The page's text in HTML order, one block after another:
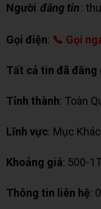
Người đăng tin:
Gọi điện: 📞 Gọi
Tất cả tin đã đăng
Tỉnh thành: Toàn
Lĩnh vực: Mục
Khoảng giá: 500-
Thông tin liên hệ: